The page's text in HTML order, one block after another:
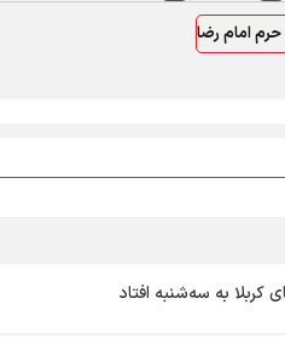
حرم امام رضا
به سه‌شنبه افتاد